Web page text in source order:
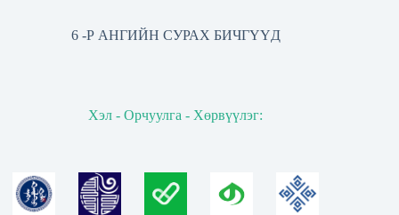
6 -Р АНГИЙН СУРАХ БИЧГҮҮД
Хэл - Орчуулга - Хөрвүүлэг: